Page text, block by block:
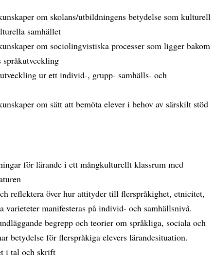
om skolans/utbildningens betydelse som kulturell
samhället
om sociolingvistiska processer som ligger bakom
språkutveckling
ur ett individ-, grupp- samhälls- och
om sätt att bemöta elever i behov av särskilt stöd
för lärande i ett mångkulturellt klassrum med
reflektera över hur attityder till flerspråkighet, etnicitet,
varieteter manifesteras på individ- och samhällsnivå.
begrepp och teorier om språkliga, sociala och
betydelse för flerspråkiga elevers lärandesituation.
i tal och skrift